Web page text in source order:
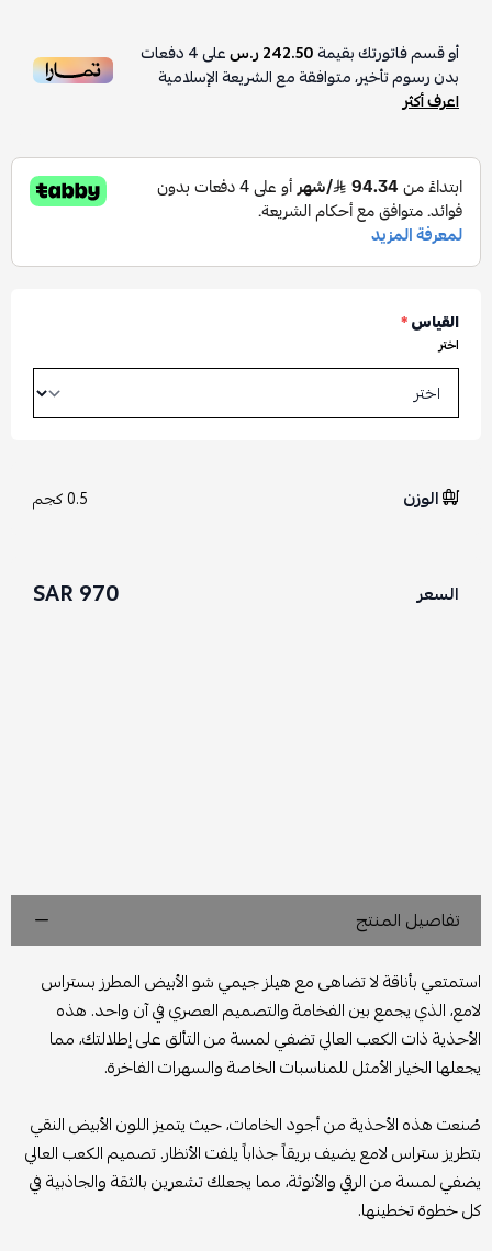
أو قسم فاتورتك بقيمة242.50 ر.س على4دفعات
بدون رسوم تأخير، متوافقة مع الشريعة الإسلامية
اعرف أكثر
القياس*
اختر
الوزن 0.5 كجم
السعر 970 SAR
تفاصيل المنتج
استمتعي بأناقة لا تضاهى مع هيلز جيمي شو الأبيض المطرز بستراس
لامع، الذي يجمع بين الفخامة والتصميم العصري في آن واحد. هذه
الأحذية ذات الكعب العالي تضفي لمسة من التألق على إطلالتك، مما
يجعلها الخيار الأمثل للمناسبات الخاصة والسهرات الفاخرة.
صُنعت هذه الأحذية من أجود الخامات، حيث يتميز اللون الأبيض النقي
بتطريز ستراس لامع يضيف بريقاً جذاباً يلفت الأنظار. تصميم الكعب العالي
يضفي لمسة من الرقي والأنوثة، مما يجعلك تشعرين بالثقة والجاذبية في
كل خطوة تخطينها.